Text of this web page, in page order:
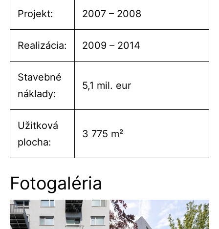
Projekt: 2007 – 2008
Realizácia: 2009 – 2014
Stavebné
náklady:
5,1 mil. eur
Užitková
plocha:
3 775 m²
Fotogaléria